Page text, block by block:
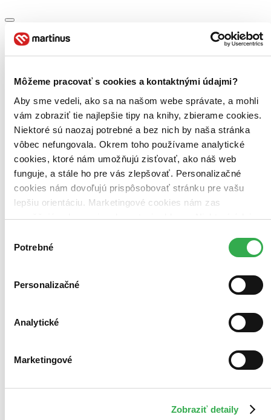
Môžeme pracovať s cookies a kontaktnými údajmi?
Aby sme vedeli, ako sa na našom webe správate, a mohli
vám zobraziť tie najlepšie tipy na knihy, zbierame cookies.
Niektoré sú naozaj potrebné a bez nich by naša stránka
vôbec nefungovala. Okrem toho používame analytické
cookies, ktoré nám umožňujú zisťovať, ako náš web
funguje, a stále ho pre vás zlepšovať. Personalizačné
cookies nám dovoľujú prispôsobovať stránku pre vašu
lepšiu orientáciu. Marketingové cookies nám zas
umožňujú zobrazenie relevantnej reklamy. Niektoré údaje
keby sme mohli používať všetky tieto cookies. Ďakujeme!
súhlasu
Potrebné
Personalizačné
Analytické
Marketingové
Zobraziť detaily
Top hodnotené
Najdrahšie
Najvyššia zľava